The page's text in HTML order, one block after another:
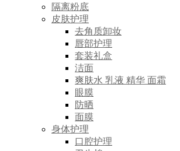
隔离粉底
皮肤护理
去角质卸妆
唇部护理
套装礼盒
洁面
爽肤水 乳液 精华 面霜
眼膜
防晒
面膜
身体护理
口腔护理